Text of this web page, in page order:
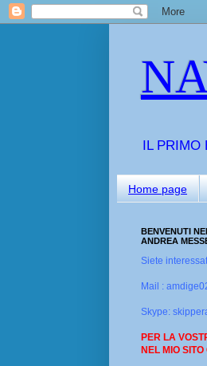
IL
Home page
BENVENUTI
ANDREA
Siete
Mail :
Skype:
PER LA
NEL MIO